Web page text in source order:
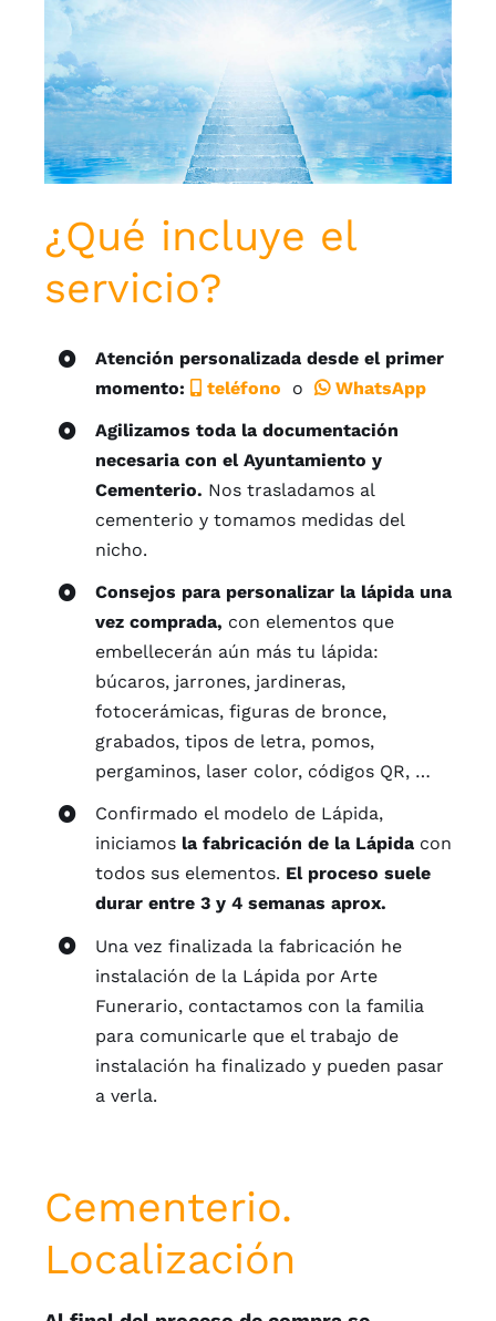
¿Qué incluye el
servicio?
Atención personalizada desde el primer
momento:
teléfono o WhatsApp
Agilizamos toda la documentación
necesaria con el Ayuntamiento y
Cementerio. Nos trasladamos al
cementerio y tomamos medidas del
nicho.
Consejos para personalizar la lápida una
vez comprada, con elementos que
embellecerán aún más tu lápida:
búcaros, jarrones, jardineras,
fotocerámicas, figuras de bronce,
grabados, tipos de letra, pomos,
pergaminos, laser color, códigos QR, …
Confirmado el modelo de Lápida,
iniciamos la fabricación de la Lápidacon
todos sus elementos. El proceso suele
durar entre 3 y 4 semanas aprox.
Una vez finalizada la fabricación he
instalación de la Lápida por Arte
Funerario, contactamos con la familia
para comunicarle que el trabajo de
instalación ha finalizado y pueden pasar
a verla.
Cementerio.
Localización